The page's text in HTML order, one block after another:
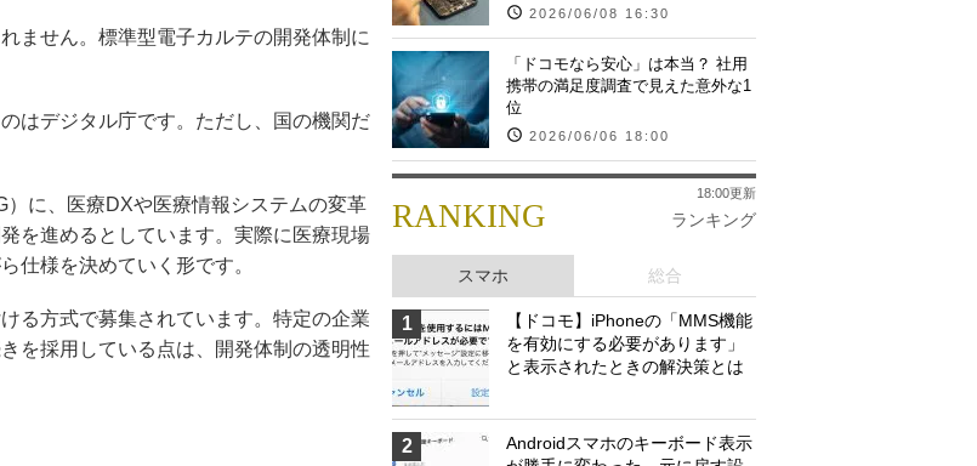
ません。標準型電子カルテの開発体制に
はデジタル庁です。ただし、国の機関だ
に、医療DXや医療情報システムの変革
を進めるとしています。実際に医療現場
仕様を決めていく形です。
る方式で募集されています。特定の企業
を採用している点は、開発体制の透明性
2026/06/08 16:30
「ドコモなら安心」は本当？ 社用
携帯の満足度調査で見えた意外な1
位
2026/06/06 18:00
RANKING ランキング
18:00更新
スマホ 総合
1
【ドコモ】iPhoneの「MMS機能
を有効にする必要があります」
と表示されたときの解決策とは
2
Androidスマホのキーボード表示